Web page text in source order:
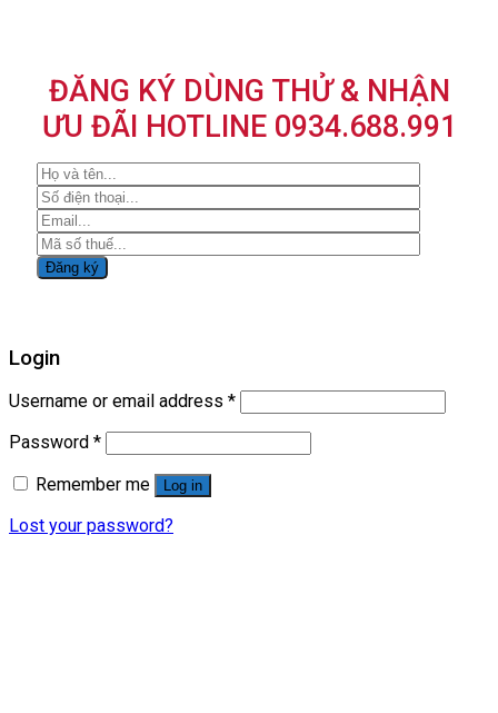
ĐĂNG KÝ DÙNG THỬ & NHẬN
ƯU ĐÃI HOTLINE 0934.688.991
Login
Username or email address *
Password *
Remember me
Log in
Lost your password?